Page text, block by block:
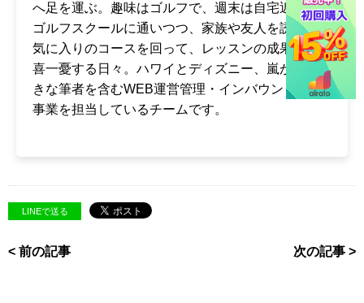
へ足を運ぶ。趣味はゴルフで、週末は自宅近くの
ゴルフスクールに通いつつ、家族や友人を誘いお
気に入りのコースを回って、レッスンの成果に一
喜一憂する日々。ハワイとディズニー、嵐が大好
きな筆者を含むWEB運営管理・インバウンド関連
事業を担当しているチームです。
LINEで送る
< 前の記事 次の記事 >